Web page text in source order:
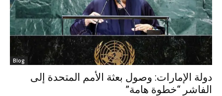
Blog
دولة الإمارات: وصول بعثة الأمم المتحدة إلى
الفاشر “خطوة هامة”